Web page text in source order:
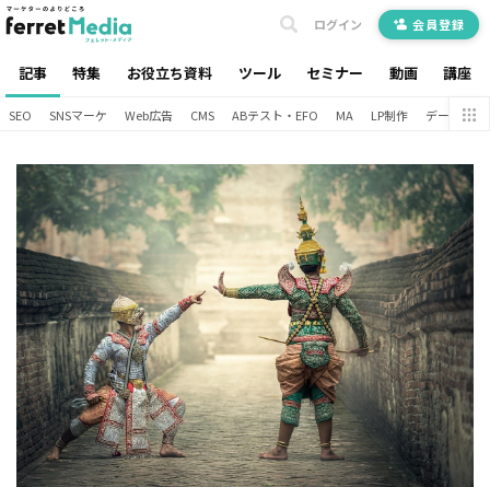
記事 特集 お役立ち資料 ツール セミナー 動画 講座
ログイン 会員登録
SEO SNSマーケ Web広告 CMS ABテスト・EFO MA LP制作 データ分析